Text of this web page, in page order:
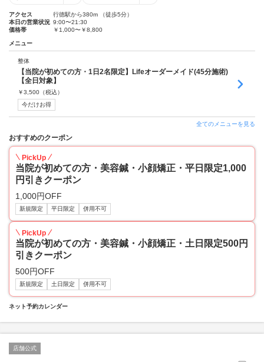
アクセス
行徳駅から380m （徒歩5分）
本日の営業状況 9:00〜21:30
価格帯
￥1,000〜￥8,800
メニュー
整体
【当院が初めての方・1日2名限定】Lifeオーダーメイド(45分施術)
【全日対象】
￥3,500 （税込）
今だけお得
全てのメニューを見る
おすすめのクーポン
PickUp
当院が初めての方・美容鍼・小顔矯正・平日限定1,000
円引きクーポン
1,000円OFF
新規限定 平日限定 併用不可
PickUp
当院が初めての方・美容鍼・小顔矯正・土日限定500円
引きクーポン
500円OFF
新規限定 土日限定 併用不可
ネット予約カレンダー
店舗公式